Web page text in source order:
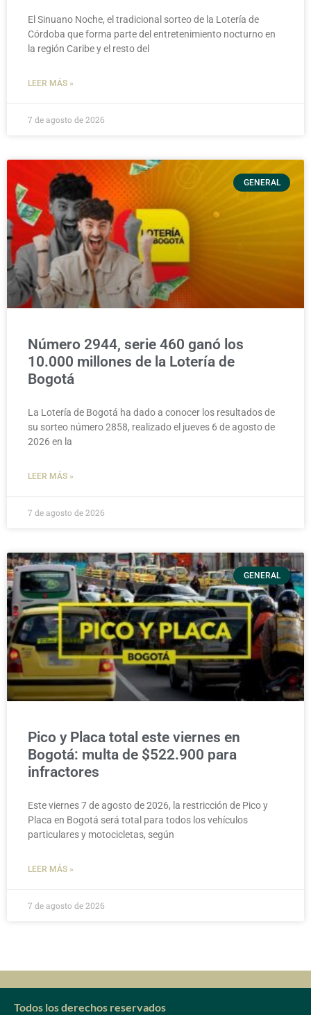
El Sinuano Noche, el tradicional sorteo de la Lotería de
Córdoba que forma parte del entretenimiento nocturno en
la región Caribe y el resto del
LEER MÁS »
7 de agosto de 2026
GENERAL
Número 2944, serie 460 ganó los
10.000 millones de la Lotería de
Bogotá
La Lotería de Bogotá ha dado a conocer los resultados de
su sorteo número 2858, realizado el jueves 6 de agosto de
2026 en la
LEER MÁS »
7 de agosto de 2026
GENERAL
Pico y Placa total este viernes en
Bogotá: multa de $522.900 para
infractores
Este viernes 7 de agosto de 2026, la restricción de Pico y
Placa en Bogotá será total para todos los vehículos
particulares y motocicletas, según
LEER MÁS »
7 de agosto de 2026
Todos los derechos reservados